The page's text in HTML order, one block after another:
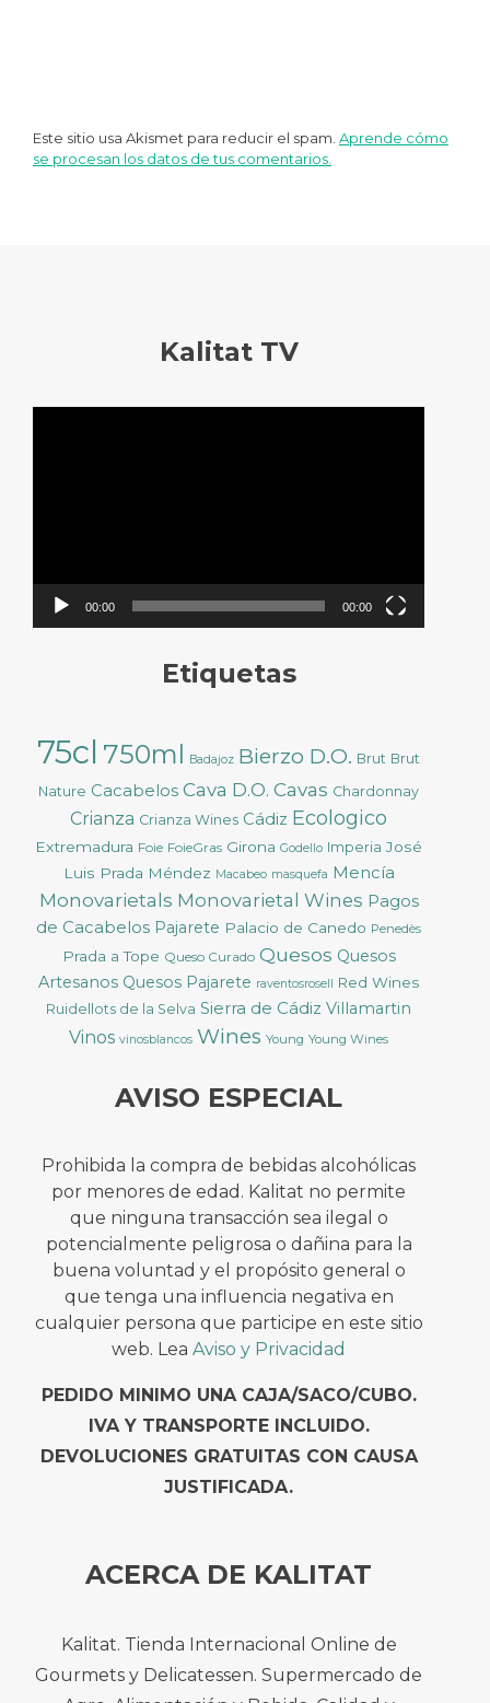
Este sitio usa Akismet para reducir el spam. Aprende cómo
se procesan los datos de tus comentarios.
Kalitat TV
00:00 00:00
Etiquetas
75cl 750ml Badajoz Bierzo D.O. Brut Brut
Nature Cacabelos Cava D.O. Cavas Chardonnay
Crianza Crianza Wines Cádiz Ecologico
Extremadura Foie FoieGras Girona Godello Imperia José
Luis Prada Méndez Macabeo masquefa Mencía
Monovarietals Monovarietal Wines Pagos
de Cacabelos Pajarete Palacio de Canedo Penedès
Prada a Tope Queso Curado Quesos Quesos
Artesanos Quesos Pajarete raventosrosell Red Wines
Ruidellots de la Selva Sierra de Cádiz Villamartin
Vinos vinosblancos Wines Young Young Wines
AVISO ESPECIAL
Prohibida la compra de bebidas alcohólicas
por menores de edad. Kalitat no permite
que ninguna transacción sea ilegal o
potencialmente peligrosa o dañina para la
buena voluntad y el propósito general o
que tenga una influencia negativa en
cualquier persona que participe en este sitio
web. Lea Aviso y Privacidad
PEDIDO MINIMO UNA CAJA/SACO/CUBO.
IVA Y TRANSPORTE INCLUIDO.
DEVOLUCIONES GRATUITAS CON CAUSA
JUSTIFICADA.
ACERCA DE KALITAT
Kalitat. Tienda Internacional Online de
Gourmets y Delicatessen. Supermercado de